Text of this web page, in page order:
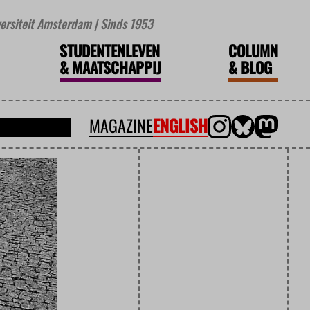
Amsterdam | Sinds 1953
STUDENTENLEVEN
&MAATSCHAPPIJ
COLUMN
&BLOG
MAGAZINEENGLISH